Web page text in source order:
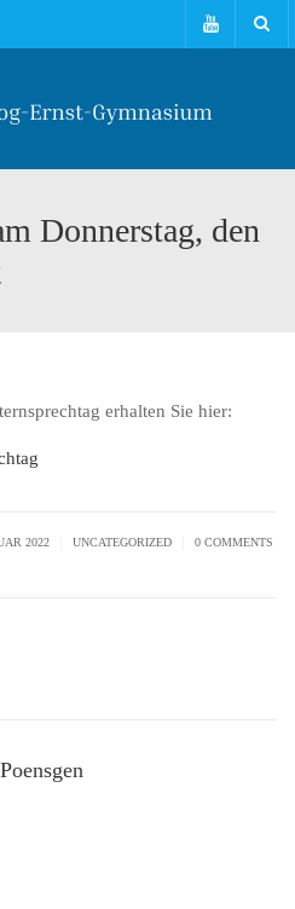
Donnerstag, den
erhalten Sie hier:
2022 UNCATEGORIZED 0 COMMENTS